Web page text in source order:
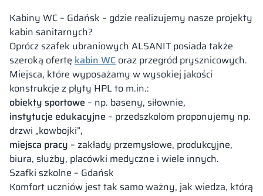
Kabiny WC – Gdańsk – gdzie realizujemy nasze projekty
kabin sanitarnych?
Oprócz szafek ubraniowych ALSANIT posiada także
szeroką ofertę kabin WC oraz przegród prysznicowych.
Miejsca, które wyposażamy w wysokiej jakości
konstrukcje z płyty HPL to m.in.:
obiekty sportowe – np. baseny, siłownie,
instytucje edukacyjne – przedszkolom proponujemy np.
drzwi „kowbojki”,
miejsca pracy – zakłady przemysłowe, produkcyjne,
biura, służby, placówki medyczne i wiele innych.
Szafki szkolne – Gdańsk
Komfort uczniów jest tak samo ważny, jak wiedza, którą